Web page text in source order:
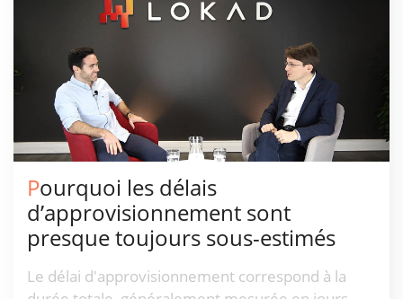
Pourquoi les délais
d’approvisionnement sont
presque toujours sous-estimés
Le délai d'approvisionnement correspond à la